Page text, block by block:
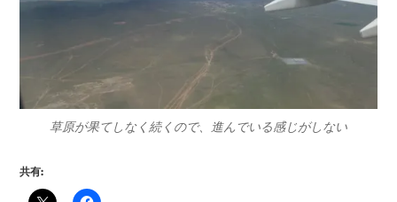
草原が果てしなく続くので、進んでいる感じがしない
共有: